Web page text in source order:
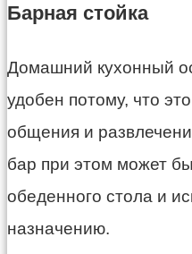
Барная стойка
Домашний кухонный
удобен потому, что
общения и
бар при этом может
обеденного стола и
назначению.